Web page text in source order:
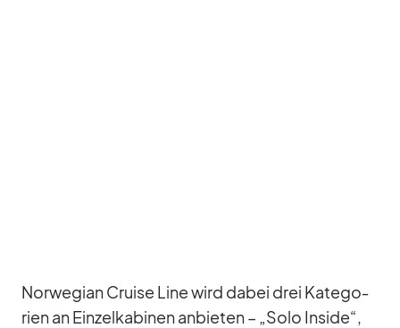
Nor­we­gian Cruise Line wird da­bei drei Ka­te­go­
rien an Ein­zel­ka­bi­nen an­bie­ten – „Solo In­side“,